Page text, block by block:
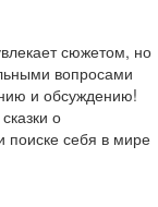
сюжетом, но
вопросами
и обсуждению!
о
поиске себя в мире